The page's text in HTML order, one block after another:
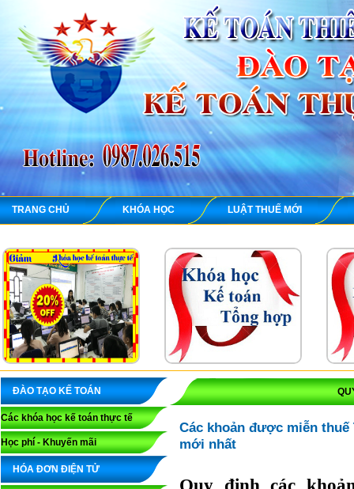
TRANG CHỦ KHÓA HỌC LUẬT THUẾ MỚI
ĐÀO TẠO KẾ TOÁN
Các khóa học kế toán thực tế
Học phí - Khuyến mãi
HÓA ĐƠN ĐIỆN TỬ
Các khoản được miễn thuế
mới nhất